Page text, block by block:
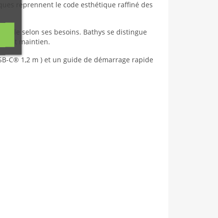
reprennent le code esthétique raffiné des
selon ses besoins. Bathys se distingue
maintien.
C® 1,2 m ) et un guide de démarrage rapide